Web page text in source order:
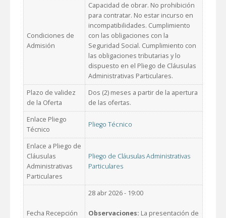
Condiciones de
Admisión
Capacidad de obrar. No prohibición
para contratar. No estar incurso en
incompatibilidades. Cumplimiento
con las obligaciones con la
Seguridad Social. Cumplimiento con
las obligaciones tributarias y lo
dispuesto en el Pliego de Cláusulas
Administrativas Particulares.
Plazo de validez
de la Oferta
Dos (2) meses a partir de la apertura
de las ofertas.
Enlace Pliego
Técnico
Pliego Técnico
Enlace a Pliego de
Cláusulas
Administrativas
Particulares
Pliego de Cláusulas Administrativas
Particulares
Fecha Recepción
28 abr 2026 - 19:00
Observaciones: La presentación de